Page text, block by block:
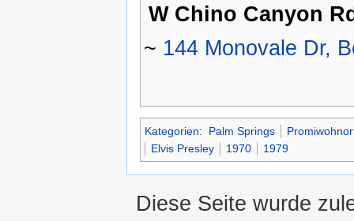
W Chino Canyon
~ 144 Monovale Dr,
Kategorien: Palm Springs
Elvis Presley
1970 1979
Diese Seite wurde